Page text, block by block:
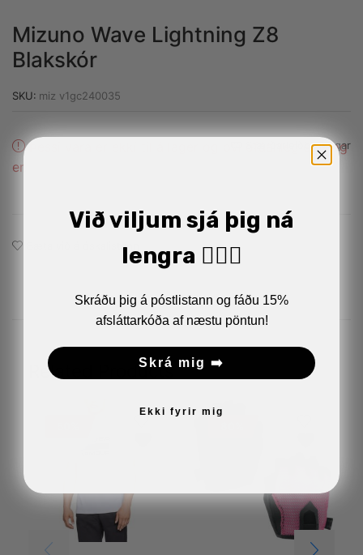
Mizuno Wave Lightning Z8
Blakskór
SKU: miz v1gc240035
Stærðarleiðbeiningar
Þessi vara er ekki til á lager og þvi ófáanleg eins og
er.
Bæta við á óskalistann
Related Products
Við viljum sjá þig ná
lengra 🏋🏼‍♂️
Skráðu þig á póstlistann og fáðu 15%
afsláttarkóða af næstu pöntun!
Skrá mig ➡️
Ekki fyrir mig